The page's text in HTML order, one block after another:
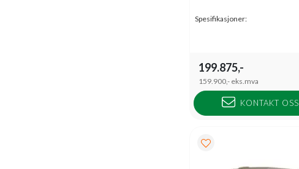
Spesifikasjoner:
199.875,-
159.900,- eks.mva
KONTAKT OSS